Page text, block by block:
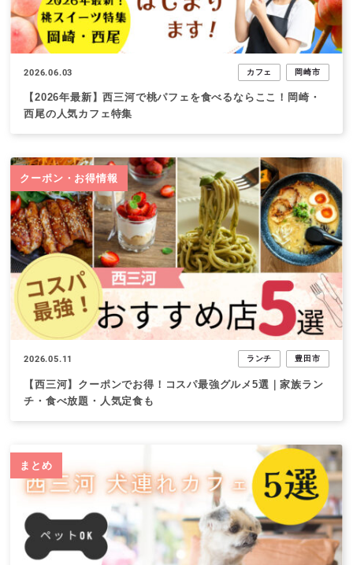
2026.06.03 カフェ 岡崎市
【2026年最新】西三河で桃パフェを食べるならここ！岡崎・
西尾の人気カフェ特集
クーポン・お得情報
2026.05.11 ランチ 豊田市
【西三河】クーポンでお得！コスパ最強グルメ5選｜家族ラン
チ・食べ放題・人気定食も
まとめ